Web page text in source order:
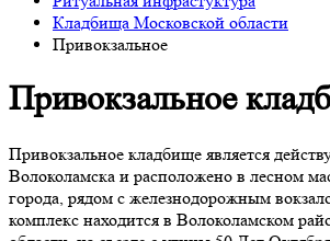
Кладбища Московской области
Привокзальное
Привокзальное
Привокзальное кладбище является
Волоколамска и расположено в лесном
города, рядом с железнодорожным
комплекс находится в Волоколамском